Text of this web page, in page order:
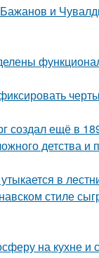
и
создал ещё в
детства
в
стиле
на кухне и